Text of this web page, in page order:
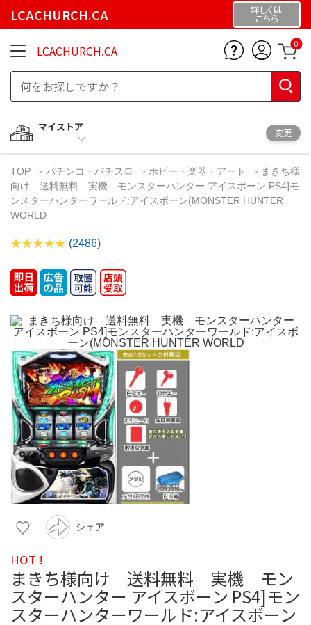
LCACHURCH.CA 詳しくは
こちら
LCACHURCH.CA 0
マイストア
変更
TOP パチンコ・パチスロ ホビー・楽器・アート
まきち様
向け 送料無料 実機 モンスターハンター アイスボーン PS4]モ
ンスターハンターワールド:アイスボーン(MONSTER HUNTER
WORLD
(2486)
シェア
HOT !
まきち様向け 送料無料 実機 モン
スターハンター アイスボーン PS4]モン
スターハンターワールド:アイスボーン